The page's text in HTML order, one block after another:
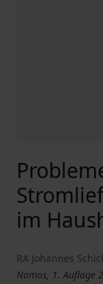
im
RA Johannes
Nomos, 1. Auflage